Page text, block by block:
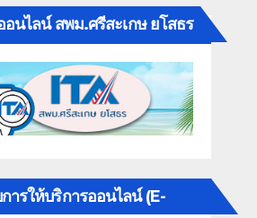
อนไลน์ สพม.ศรีสะเกษ ยโสธร
ารให้บริการออนไลน์ (E-